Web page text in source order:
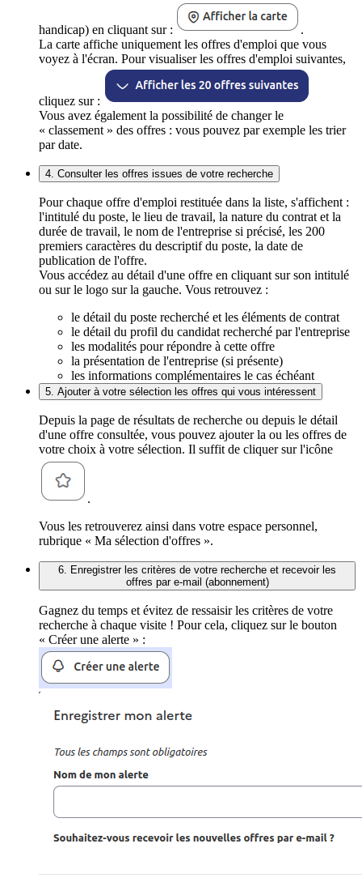
handicap) en cliquant sur :
.
La carte affiche uniquement les offres d'emploi que vous
voyez à l'écran. Pour visualiser les offres d'emploi suivantes,
cliquez sur :
Vous avez également la possibilité de changer le
« classement » des offres : vous pouvez par exemple les trier
par date.
4. Consulter les offres issues de votre recherche
Pour chaque offre d'emploi restituée dans la liste, s'affichent :
l'intitulé du poste, le lieu de travail, la nature du contrat et la
durée de travail, le nom de l'entreprise si précisé, les 200
premiers caractères du descriptif du poste, la date de
publication de l'offre.
Vous accédez au détail d'une offre en cliquant sur son intitulé
ou sur le logo sur la gauche. Vous retrouvez :
le détail du poste recherché et les éléments de contrat
le détail du profil du candidat recherché par l'entreprise
les modalités pour répondre à cette offre
la présentation de l'entreprise (si présente)
les informations complémentaires le cas échéant
5. Ajouter à votre sélection les offres qui vous intéressent
Depuis la page de résultats de recherche ou depuis le détail
d'une offre consultée, vous pouvez ajouter la ou les offres de
votre choix à votre sélection. Il suffit de cliquer sur l'icône
.
Vous les retrouverez ainsi dans votre espace personnel,
rubrique « Ma sélection d'offres ».
6. Enregistrer les critères de votre recherche et recevoir les
offres par e-mail (abonnement)
Gagnez du temps et évitez de ressaisir les critères de votre
recherche à chaque visite ! Pour cela, cliquez sur le bouton
« Créer une alerte » :